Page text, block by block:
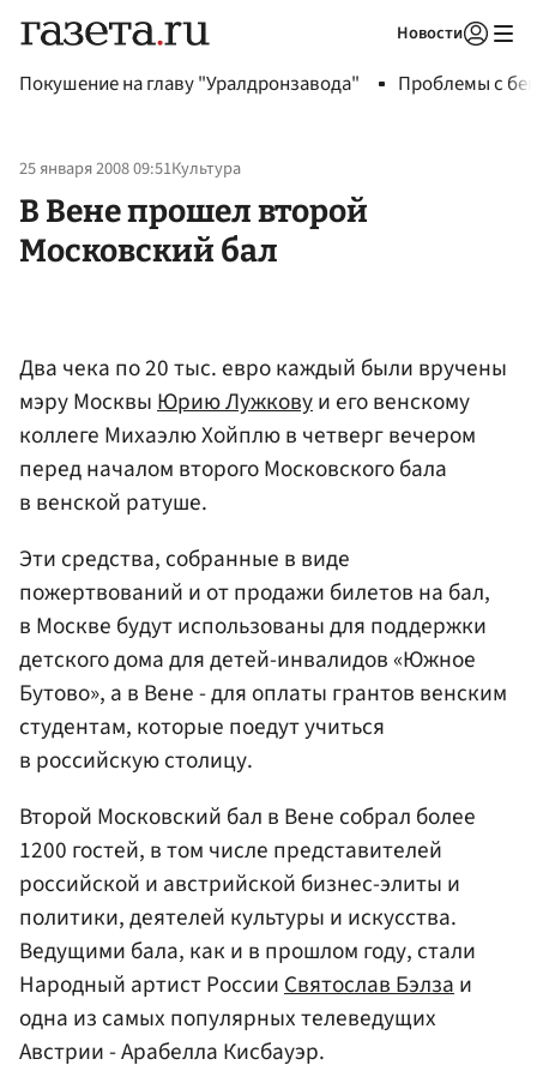
Новости
Покушение на главу "Уралдронзавода" Проблемы с
25 января 2008 09:51Культура
В Вене прошел второй
Московский бал
Два чека по 20 тыс. евро каждый были вручены
мэру МосквыЮрию Лужковуи его венскому
коллеге Михаэлю Хойплю в четверг вечером
перед началом второго Московского бала
в венской ратуше.
Эти средства, собранные в виде
пожертвований и от продажи билетов на бал,
в Москве будут использованы для поддержки
детского дома для детей-инвалидов «Южное
Бутово», а в Вене - для оплаты грантов венским
студентам, которые поедут учиться
в российскую столицу.
Второй Московский бал в Вене собрал более
1200 гостей, в том числе представителей
российской и австрийской бизнес-элиты и
политики, деятелей культуры и искусства.
Ведущими бала, как и в прошлом году, стали
Народный артист РоссииСвятослав Бэлзаи
одна из самых популярных телеведущих
Австрии - Арабелла Кисбауэр.